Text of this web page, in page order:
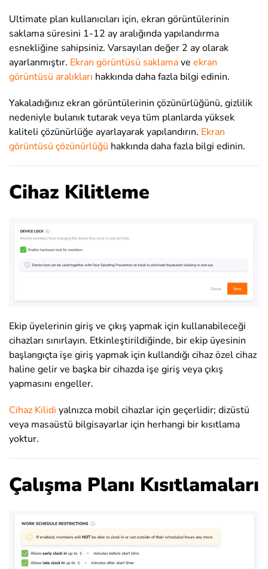
Ultimate plan kullanıcıları için, ekran görüntülerinin
saklama süresini 1-12 ay aralığında yapılandırma
esnekliğine sahipsiniz. Varsayılan değer 2 ay olarak
ayarlanmıştır. Ekran görüntüsü saklamave ekran
görüntüsü aralıkları hakkında daha fazla bilgi edinin.
Yakaladığınız ekran görüntülerinin çözünürlüğünü, gizlilik
nedeniyle bulanık tutarak veya tüm planlarda yüksek
kaliteli çözünürlüğe ayarlayarak yapılandırın. Ekran
görüntüsü çözünürlüğü hakkında daha fazla bilgi edinin.
Cihaz Kilitleme
Ekip üyelerinin giriş ve çıkış yapmak için kullanabileceği
cihazları sınırlayın. Etkinleştirildiğinde, bir ekip üyesinin
başlangıçta işe giriş yapmak için kullandığı cihaz özel cihaz
haline gelir ve başka bir cihazda işe giriş veya çıkış
yapmasını engeller.
Cihaz Kilidi yalnızca mobil cihazlar için geçerlidir; dizüstü
veya masaüstü bilgisayarlar için herhangi bir kısıtlama
yoktur.
Çalışma Planı Kısıtlamaları